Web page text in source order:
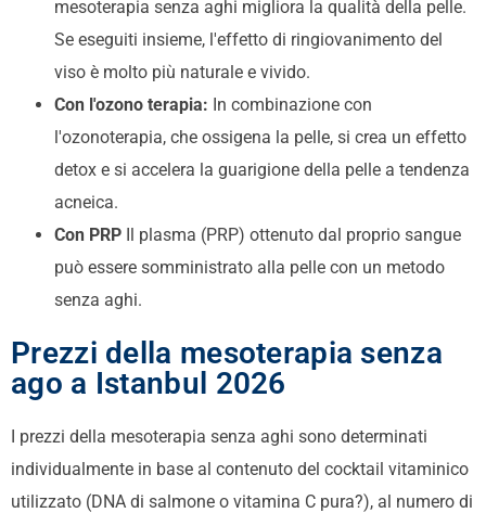
mesoterapia senza aghi migliora la qualità della pelle.
Se eseguiti insieme, l'effetto di ringiovanimento del
viso è molto più naturale e vivido.
Con l'ozono terapia: In combinazione con
l'ozonoterapia, che ossigena la pelle, si crea un effetto
detox e si accelera la guarigione della pelle a tendenza
acneica.
Con PRP Il plasma (PRP) ottenuto dal proprio sangue
può essere somministrato alla pelle con un metodo
senza aghi.
Prezzi della mesoterapia senza
ago a Istanbul 2026
I prezzi della mesoterapia senza aghi sono determinati
individualmente in base al contenuto del cocktail vitaminico
utilizzato (DNA di salmone o vitamina C pura?), al numero di